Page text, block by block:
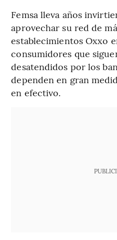
Femsa lleva años
aprovechar su red de
establecimientos Oxxo
consumidores que
desatendidos por los
dependen en gran
en efectivo.